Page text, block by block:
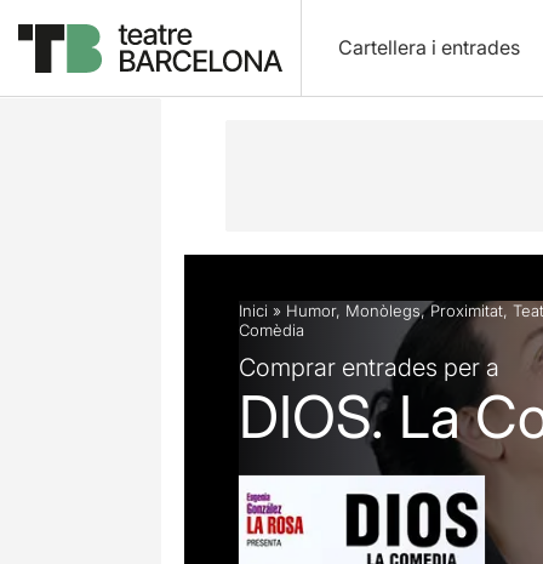
Cartellera i entrades
Descripció Fitxa artística Fotos i
Inici » Humor, Monòlegs,Proximitat,
Comèdia
Comprar entrades per a
DIOS. La